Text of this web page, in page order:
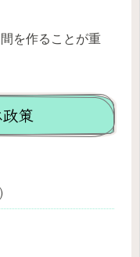
を作ることが重
策